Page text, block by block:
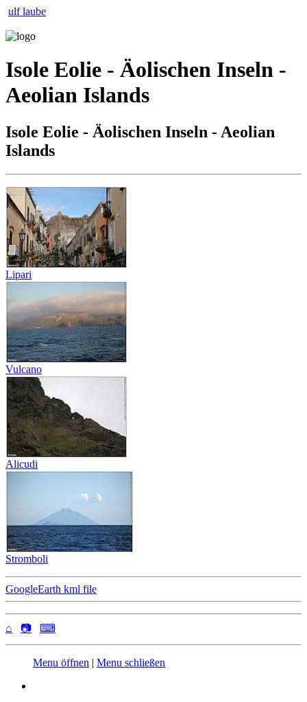
ulf laube
Isole Eolie - Äolischen Inseln -
Aeolian Islands
Isole Eolie - Äolischen Inseln - Aeolian
Islands
Lipari
Vulcano
Alicudi
Stromboli
GoogleEarth kml file
⌂ 📷 ⌨
Menu öffnen | Menu schließen